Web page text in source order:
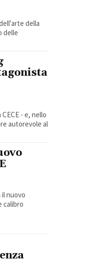
della
delle
- e, nello
autorevole al
nuovo
calibro